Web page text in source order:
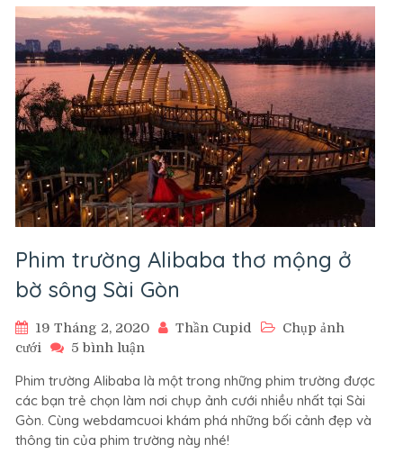
Phim trường Alibaba thơ mộng ở
bờ sông Sài Gòn
19 Tháng 2, 2020 Thần Cupid
Chụp ảnh
cưới
5 bình luận
trường
Alibaba
thơ
mộng
Phim trường Alibaba là một trong những phim trường được
các bạn trẻ chọn làm nơi chụp ảnh cưới nhiều nhất tại Sài
Gòn. Cùng webdamcuoi khám phá những bối cảnh đẹp và
thông tin của phim trường này nhé!